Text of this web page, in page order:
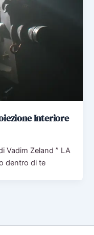
Interiore
Vadim Zeland ” LA
dentro di te